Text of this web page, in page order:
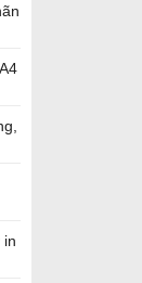
in